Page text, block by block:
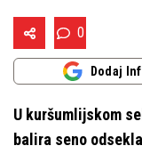
0
Dodaj
U kuršumlijskom
balira seno